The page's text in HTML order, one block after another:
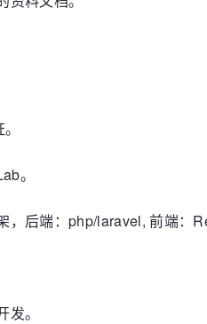
。
后端：php/laravel, 前端：
。